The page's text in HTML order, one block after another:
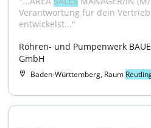
Verantwortung für dein
entwickelst..."
Röhren- und Pumpenwerk
GmbH
Baden-Württemberg, Raum